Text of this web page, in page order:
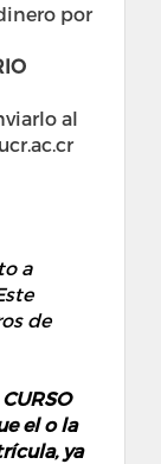
por
al
a
de
el o la
ya